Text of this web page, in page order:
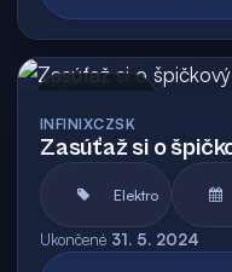
INFINIXCZSK
Zasúťaž si o
Elektro
Ukončené 31. 5. 2024